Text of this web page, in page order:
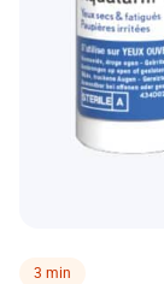
Temps de lecture :
3 min